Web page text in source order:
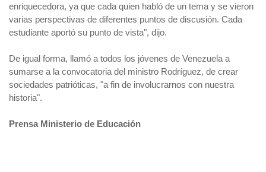
enriquecedora, ya que cada quien habló de un tema y se vieron
varias perspectivas de diferentes puntos de discusión. Cada
estudiante aportó su punto de vista", dijo.
De igual forma, llamó a todos los jóvenes de Venezuela a
sumarse a la convocatoria del ministro Rodríguez, de crear
sociedades patrióticas, "a fin de involucrarnos con nuestra
historia".
Prensa Ministerio de Educación